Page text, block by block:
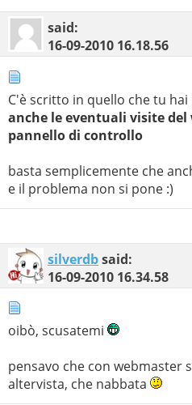
said:
16-09-2010 16.18.56
C'è scritto in quello che tu
anche le eventuali visite del
pannello di controllo
basta semplicemente che
e il problema non si pone :)
silverdbsaid:
16-09-2010 16.34.58
oibò, scusatemi
pensavo che con webmaster
altervista, che nabbata